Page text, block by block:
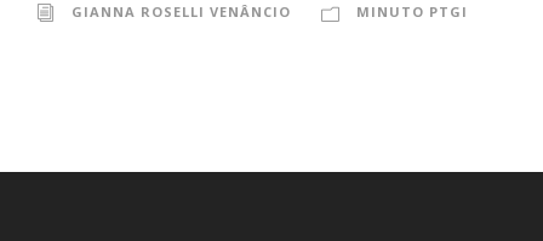
GIANNA ROSELLI VENÂNCIO MINUTO PTGI